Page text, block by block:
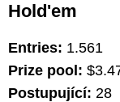
Hold'em
Entries: 1.561
Prize pool:
Postupující: 28